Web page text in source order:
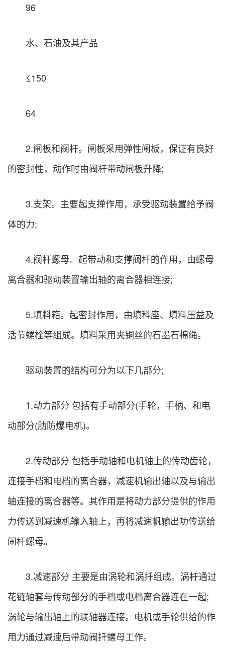
96
水、石油及其产品
≤150
64
2.闸板和阀杆。闸板采用弹性闸板，保证有良好
的密封性，动作时由阀杆带动闸板升降;
3.支架。主要起支掸作用，承受驱动装置给予阀
体的力;
4.阀杆螺母。起带动和支撑阀杆的作用，由螺母
离合器和驱动装置输出轴的离合器相连接;
5.填料箱。起密封作用，由填科座、填料压益及
活节螺栓等组成。填料采用夹铜丝的石墨石棉绳。
驱动装置的结构可分为以下几部分;
1.动力部分 包括有手动部分(手轮，手柄、和电
动部分(肋防爆电机)。
2.传动部分 包括手动轴和电机轴上的传动齿轮，
连接手档和电档的离合器，减速机输出轴以及与输出
轴连接的离合器等。其作用是将动力部分提供的作用
力传送到减速机输入轴上，再将减速帆输出功传送给
闹杆螺母。
3.减速部分 主要是由涡轮和涡扦组成。涡杆通过
花链轴套与传动部分的手档或电档离合器连在一起;
涡轮与输出轴上的联轴器连接。电机或手轮供给的作
用力通过减速后带动阀扦螺母工作。